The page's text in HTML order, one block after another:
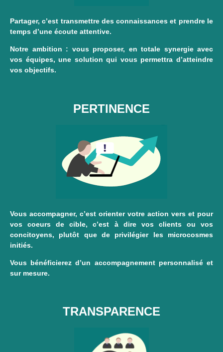
Partager, c’est transmettre des connaissances et prendre le
temps d’une écoute attentive.
Notre ambition : vous proposer, en totale synergie avec
vos équipes, une solution qui vous permettra d’atteindre
vos objectifs.
PERTINENCE
Vous accompagner, c’est orienter votre action vers et pour
vos coeurs de cible, c’est à dire vos clients ou vos
concitoyens, plutôt que de privilégier les microcosmes
initiés.
Vous bénéficierez d’un accompagnement personnalisé et
sur mesure.
TRANSPARENCE